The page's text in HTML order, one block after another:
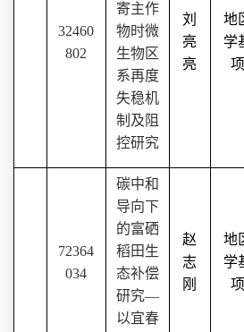
32460
802
寄主作
物时微
生物区
系再度
失稳机
制及阻
控研究
刘
亮
亮
地
学
72364
034
碳中和
导向下
的富硒
稻田生
态补偿
研究—
以宜春
赵
志
刚
地
学